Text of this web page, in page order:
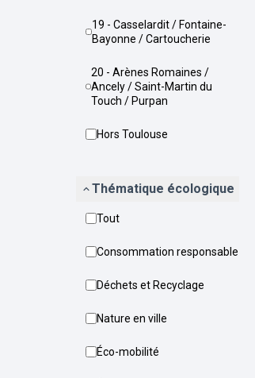
19 - Casselardit / Fontaine-
Bayonne / Cartoucherie
20 - Arènes Romaines /
Ancely / Saint-Martin du
Touch / Purpan
Hors Toulouse
Thématique écologique
Tout
Consommation responsable
Déchets et Recyclage
Nature en ville
Éco-mobilité